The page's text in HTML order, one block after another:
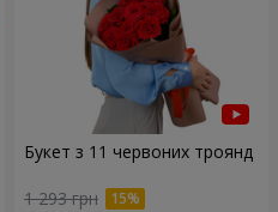
Букет з 11 червоних троянд
1 293 грн